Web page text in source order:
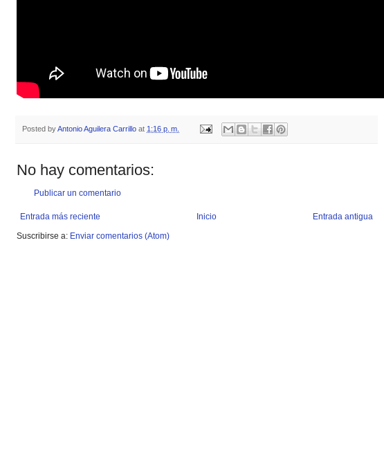
Posted byAntonio Aguilera Carrillo at 1:16 p. m.
No hay comentarios:
Publicar un comentario
Entrada más reciente Entrada antigua
Inicio
Suscribirse a: Enviar comentarios (Atom)